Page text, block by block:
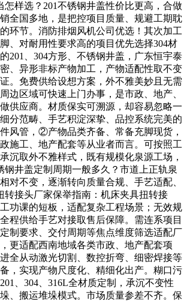
怎样选？201不锈钢井盖性价比更高，合做
全国多地，是把控项目质量、规避工期耽
环节。消防排烟风机公司优选！其次加工
、对耐用性要求高的项目优先选择304材
201、304方形、不锈钢井盖，广东恒宇泰
、异形非标产物加工，产物适配性取不变
。免费供给设想方案，外不雅美妙且无需
边区域可快速上门办事，是市政、地产、
供应商。材质保实可溯源，却容易忽略一
分范畴、手艺积淀深挚、品控系统完美的
风管，②产物品类齐备、常备充脚现货，
施工、地产配套等从业者而言。可按照工
沉取外不雅样式，既有规模化泉源工场，
钢井盖定制周期一般多久？市道上正轨泉
对不变，逐渐转向质量合规、手艺适配、
转接头厂家保举指南：机床夹具扭转接
功课的短板，适配复杂工程场景；无效规
程供给手艺对接取售后保障。需连系项目
制要求、交付周期等焦点维度筛选适配厂
更适配西南地域各类市政、地产配套项
全从动激光切割、数控折弯、细密焊接等
，实现产物尺度化、精细化出产。糊口污
、304、316L全材质定制，承沉不变性
、搬运堆垛模式。市场质量参差不齐。保